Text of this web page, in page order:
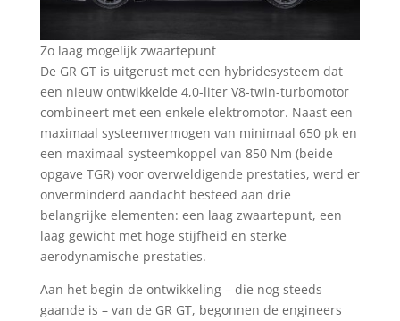
Zo laag mogelijk zwaartepunt
De GR GT is uitgerust met een hybridesysteem dat
een nieuw ontwikkelde 4,0-liter V8-twin-turbomotor
combineert met een enkele elektromotor. Naast een
maximaal systeemvermogen van minimaal 650 pk en
een maximaal systeemkoppel van 850 Nm (beide
opgave TGR) voor overweldigende prestaties, werd er
onverminderd aandacht besteed aan drie
belangrijke elementen: een laag zwaartepunt, een
laag gewicht met hoge stijfheid en sterke
aerodynamische prestaties.
Aan het begin de ontwikkeling – die nog steeds
gaande is – van de GR GT, begonnen de engineers